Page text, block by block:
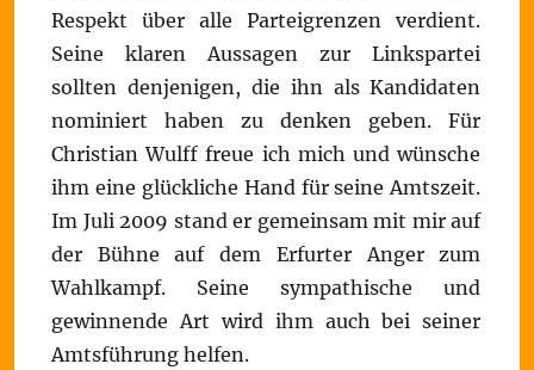
Respekt über alle Parteigrenzen verdient.
Seine klaren Aussagen zur Linkspartei
sollten denjenigen, die ihn als Kandidaten
nominiert haben zu denken geben. Für
Christian Wulff freue ich mich und wünsche
ihm eine glückliche Hand für seine Amtszeit.
Im Juli 2009 stand er gemeinsam mit mir auf
der Bühne auf dem Erfurter Anger zum
Wahlkampf. Seine sympathische und
gewinnende Art wird ihm auch bei seiner
Amtsführung helfen.